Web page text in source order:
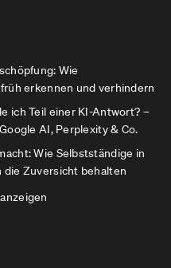
Wie
erkennen und verhindern
ich Teil einer KI-Antwort? –
AI, Perplexity & Co.
Wie Selbstständige in
Zuversicht behalten